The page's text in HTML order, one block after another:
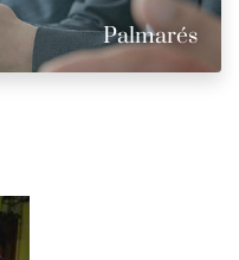
Palmarés